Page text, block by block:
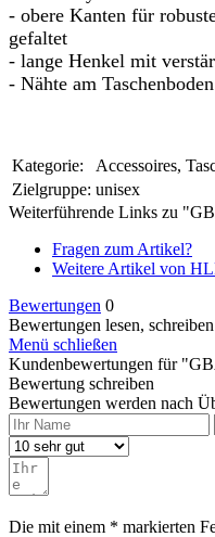
- obere Kanten für
gefaltet
- lange Henkel mit
- Nähte am
Kategorie:
Accessoires,
Zielgruppe: unisex
Weiterführende Links zu
Fragen zum Artikel?
Weitere Artikel von
Bewertungen 0
Bewertungen lesen,
Menü schließen
Kundenbewertungen für
Bewertung schreiben
Bewertungen werden nach
Die mit einem * markierten